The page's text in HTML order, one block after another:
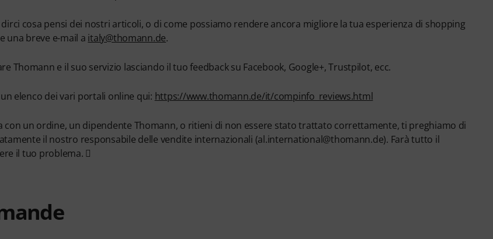
cosa pensi dei nostri articoli, o di come possiamo rendere ancora migliore la tua esperienza di shopping
una breve e-mail a italy@thomann.de.
Thomann e il suo servizio lasciando il tuo feedback su Facebook, Google+, Trustpilot, ecc.
elenco dei vari portali online qui: https://www.thomann.de/it/compinfo_reviews.html
con un ordine, un dipendente Thomann, o ritieni di non essere stato trattato correttamente, ti preghiamo di
il nostro responsabile delle vendite internazionali (al.international@thomann.de). Farà tutto il
il tuo problema. 